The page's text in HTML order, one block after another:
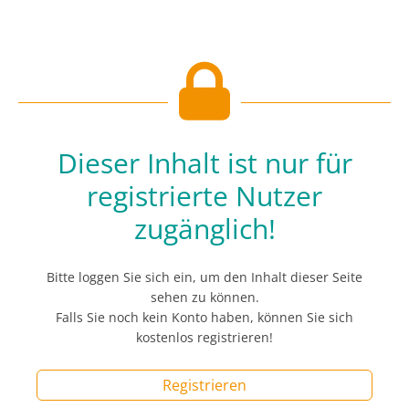
Dieser Inhalt ist nur für
registrierte Nutzer
zugänglich!
Bitte loggen Sie sich ein, um den Inhalt dieser Seite
sehen zu können.
Falls Sie noch kein Konto haben, können Sie sich
kostenlos registrieren!
Registrieren